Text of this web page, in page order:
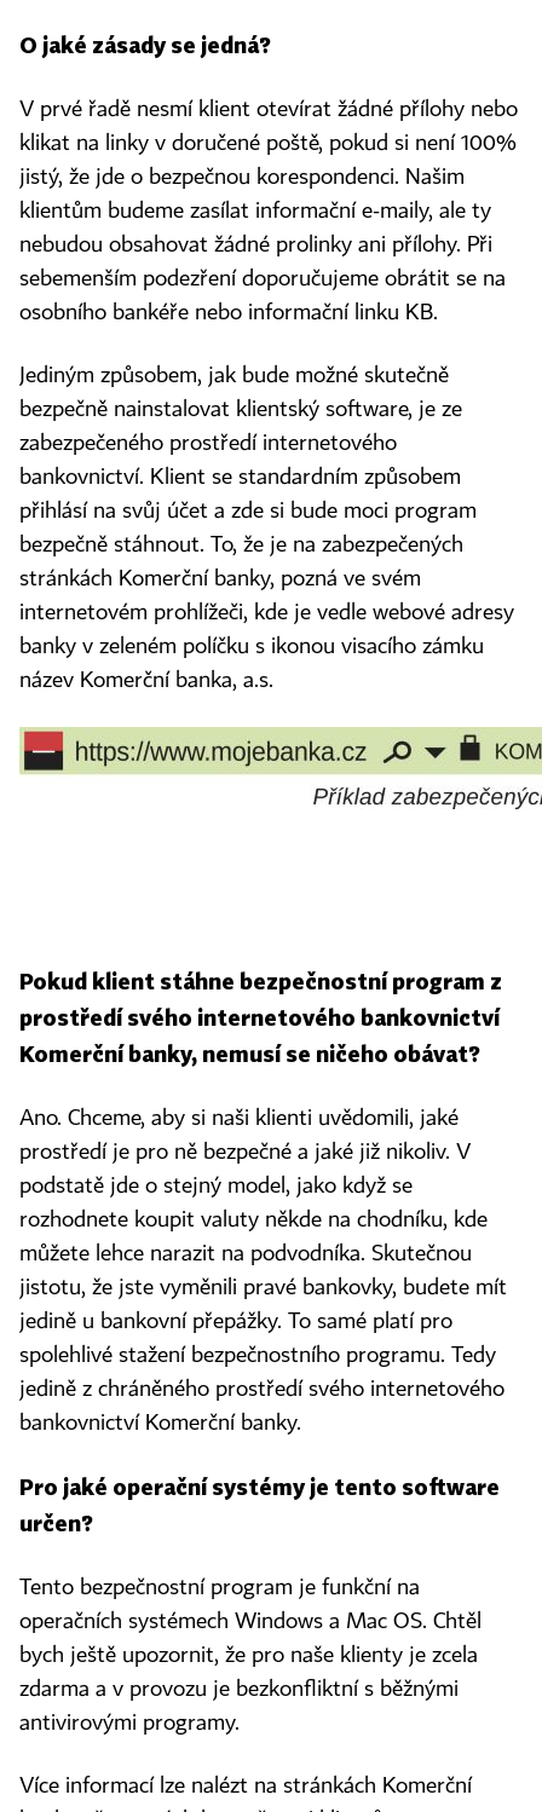
O jaké zásady se jedná?
V prvé řadě nesmí klient otevírat žádné přílohy nebo
klikat na linky v doručené poště, pokud si není 100%
jistý, že jde o bezpečnou korespondenci. Našim
klientům budeme zasílat informační e-maily, ale ty
nebudou obsahovat žádné prolinky ani přílohy. Při
sebemenším podezření doporučujeme obrátit se na
osobního bankéře nebo informační linku KB.
Jediným způsobem, jak bude možné skutečně
bezpečně nainstalovat klientský software, je ze
zabezpečeného prostředí internetového
bankovnictví. Klient se standardním způsobem
přihlásí na svůj účet a zde si bude moci program
bezpečně stáhnout. To, že je na zabezpečených
stránkách Komerční banky, pozná ve svém
internetovém prohlížeči, kde je vedle webové adresy
banky v zeleném políčku s ikonou visacího zámku
název Komerční banka, a.s.
Pokud klient stáhne bezpečnostní program z
prostředí svého internetového bankovnictví
Komerční banky, nemusí se ničeho obávat?
Ano. Chceme, aby si naši klienti uvědomili, jaké
prostředí je pro ně bezpečné a jaké již nikoliv. V
podstatě jde o stejný model, jako když se
rozhodnete koupit valuty někde na chodníku, kde
můžete lehce narazit na podvodníka. Skutečnou
jistotu, že jste vyměnili pravé bankovky, budete mít
jedině u bankovní přepážky. To samé platí pro
spolehlivé stažení bezpečnostního programu. Tedy
jedině z chráněného prostředí svého internetového
bankovnictví Komerční banky.
Pro jaké operační systémy je tento software
určen?
Tento bezpečnostní program je funkční na
operačních systémech Windows a Mac OS. Chtěl
bych ještě upozornit, že pro naše klienty je zcela
zdarma a v provozu je bezkonfliktní s běžnými
antivirovými programy.
Více informací lze nalézt na stránkách Komerční